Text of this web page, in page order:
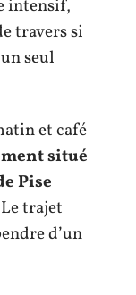
intensif,
travers si
seul
et café
situé
Pise
trajet
d’un